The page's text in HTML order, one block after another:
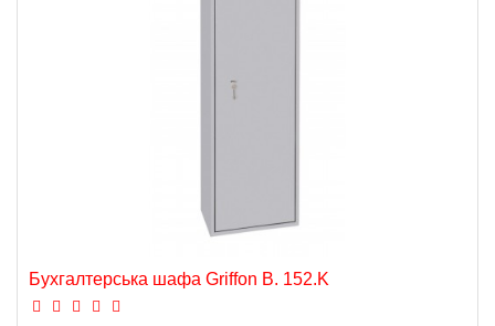
Бухгалтерська шафа Griffon B. 152.K